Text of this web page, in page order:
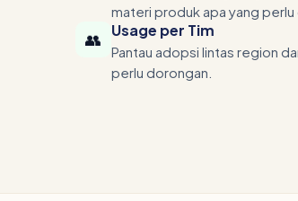
materi produk apa yang perlu
👥 Usage per Tim
Pantau adopsi lintas region
perlu dorongan.